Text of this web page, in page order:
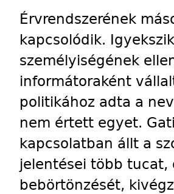
Érvrendszerének
kapcsolódik.
személyiségének
informátoraként
politikához adta a
nem értett egyet.
kapcsolatban állt a
jelentései több tucat,
bebörtönzését,